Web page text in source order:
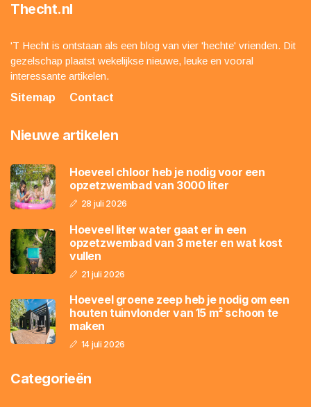
Thecht.nl
'T Hecht is ontstaan als een blog van vier 'hechte' vrienden. Dit
gezelschap plaatst wekelijkse nieuwe, leuke en vooral
interessante artikelen.
Sitemap
Contact
Nieuwe artikelen
Hoeveel chloor heb je nodig voor een
opzetzwembad van 3000 liter
28 juli 2026
Hoeveel liter water gaat er in een
opzetzwembad van 3 meter en wat kost
vullen
21 juli 2026
Hoeveel groene zeep heb je nodig om een
houten tuinvlonder van 15 m² schoon te
maken
14 juli 2026
Categorieën